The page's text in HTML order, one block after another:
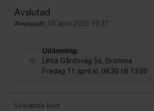
Avslutad
Avslutad: 09 april 2025 10:37
Utlämning:
Linta Gårdsväg 5a, Bromma
Fredag 11 april kl. 08:30 till 13:00
Vinnande bud